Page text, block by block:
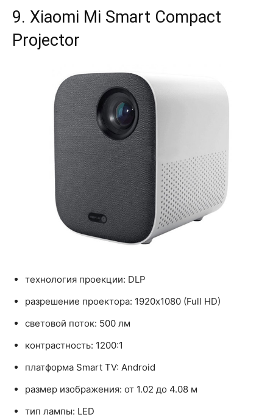
9. Xiaomi Mi Smart Compact
Projector
технология проекции: DLP
разрешение проектора: 1920x1080 (Full HD)
световой поток: 500 лм
контрастность: 1200:1
платформа Smart TV: Android
размер изображения: от 1.02 до 4.08 м
тип лампы: LED